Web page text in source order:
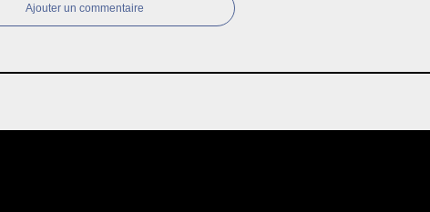
Ajouter un commentaire